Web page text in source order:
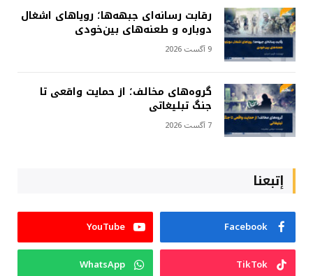
رقابت رسانه‌ای جبهه‌ها؛ رویاهای اشغال
دوباره و طعنه‌های بین‌خودی
9 آگست 2026
گروه‌های مخالف؛ از حمایت واقعی تا
جنگ تبلیغاتی
7 آگست 2026
إتبعنا
Facebook
YouTube
TikTok
WhatsApp